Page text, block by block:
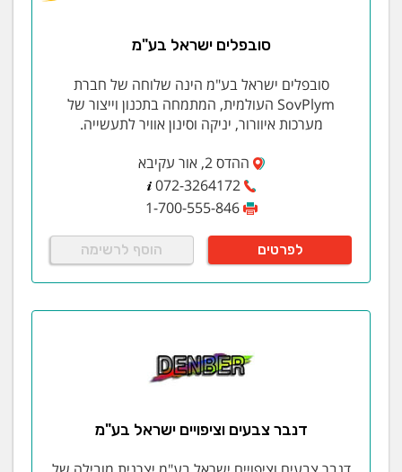
סובפלים ישראל בע"מ
סובפלים ישראל בע"מ הינה שלוחה של חברת
SovPlym העולמית, המתמחה בתכנון וייצור של
מערכות איוורור, יניקה וסינון אוויר לתעשייה.
ההדס 2, אור עקיבא
072-3264172
1-700-555-846
לפרטים הוסף לרשימה
דנבר צבעים וציפויים ישראל בע"מ